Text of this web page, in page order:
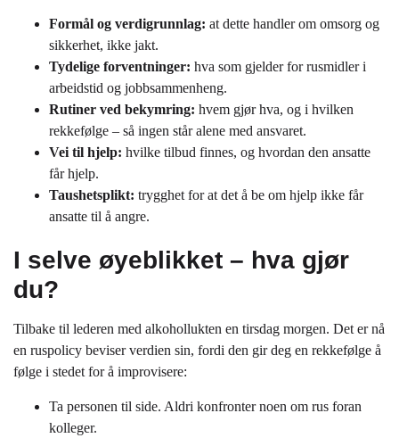
Formål og verdigrunnlag: at dette handler om omsorg og
sikkerhet, ikke jakt.
Tydelige forventninger: hva som gjelder for rusmidler i
arbeidstid og jobbsammenheng.
Rutiner ved bekymring: hvem gjør hva, og i hvilken
rekkefølge – så ingen står alene med ansvaret.
Vei til hjelp: hvilke tilbud finnes, og hvordan den ansatte
får hjelp.
Taushetsplikt: trygghet for at det å be om hjelp ikke får
ansatte til å angre.
I selve øyeblikket – hva gjør
du?
Tilbake til lederen med alkohollukten en tirsdag morgen. Det er nå
en ruspolicy beviser verdien sin, fordi den gir deg en rekkefølge å
følge i stedet for å improvisere:
Ta personen til side. Aldri konfronter noen om rus foran
kolleger.